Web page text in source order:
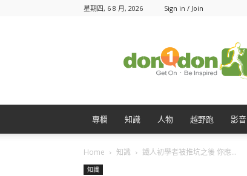
星期四, 6 8 月, 2026 Sign in / Join
專欄 知識 人物 越野跑 影音
Home 知識 鐵人初學者被推坑之後 你應...
知識